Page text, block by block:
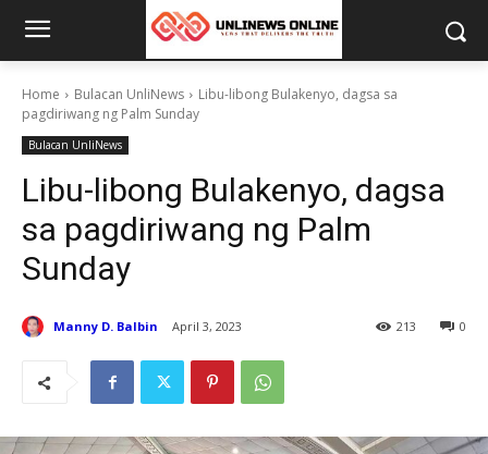
Home Bulacan UnliNews
Libu-libong Bulakenyo, dagsa sa
pagdiriwang ng Palm Sunday
Bulacan UnliNews
Libu-libong Bulakenyo, dagsa
sa pagdiriwang ng Palm
Sunday
Manny D. Balbin April 3, 2023 0
213